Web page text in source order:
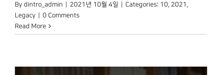
By dintro_admin 2021년 10월 4일 Categories: 10 2021
Legacy
0 Comments
Read More